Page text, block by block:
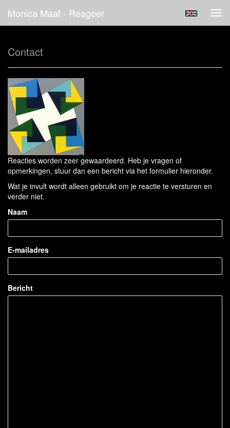
Monica Maat - Reageer
Contact
Reacties worden zeer gewaardeerd. Heb je vragen of
opmerkingen, stuur dan een bericht via het formulier hieronder.
Wat je invult wordt alleen gebruikt om je reactie te versturen en
verder niet.
Naam
E-mailadres
Bericht